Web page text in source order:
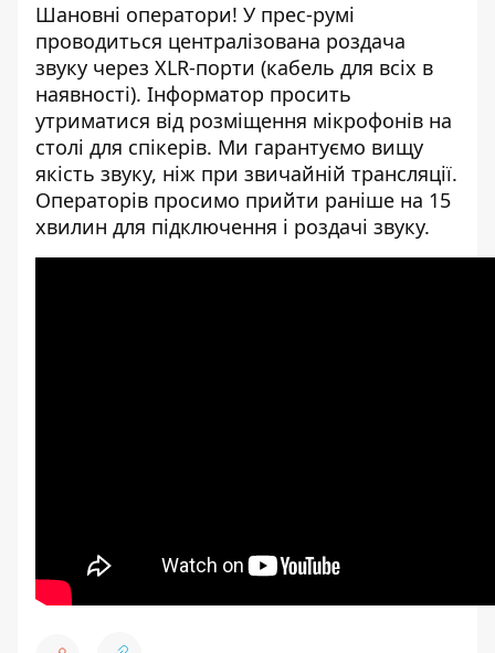
Шановні оператори! У прес-румі
проводиться централізована роздача
звуку через XLR-порти (кабель для всіх в
наявності). Інформатор просить
утриматися від розміщення мікрофонів на
столі для спікерів. Ми гарантуємо вищу
якість звуку, ніж при звичайній трансляції.
Операторів просимо прийти раніше на 15
хвилин для підключення і роздачі звуку.